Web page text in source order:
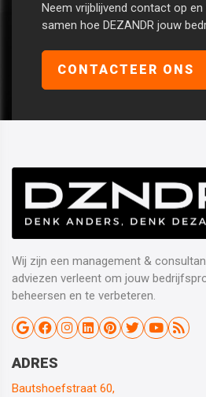
Neem vrijblijvend contact op en
samen hoe DEZANDR jouw
CONTACTEER ONS
Wij zijn een management &
adviezen verleent om jouw
beheersen en te verbeteren.
ADRES
Bautshoefstraat 60,